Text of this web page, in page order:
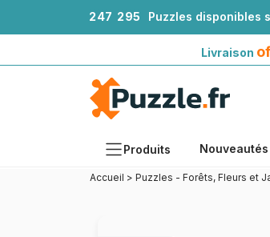
247 295 Puzzles disponibles
Livraison
Produits Nouveautés
avec
Accueil > Puzzles - Forêts, Fleurs et